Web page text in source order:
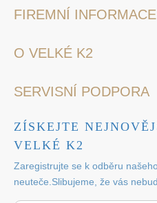
FIREMNÍ INFORMACE
O VELKÉ K2
SERVISNÍ PODPORA
ZÍSKEJTE
VELKÉ K2
Zaregistrujte se k odběru
neuteče.Slibujeme, že vás